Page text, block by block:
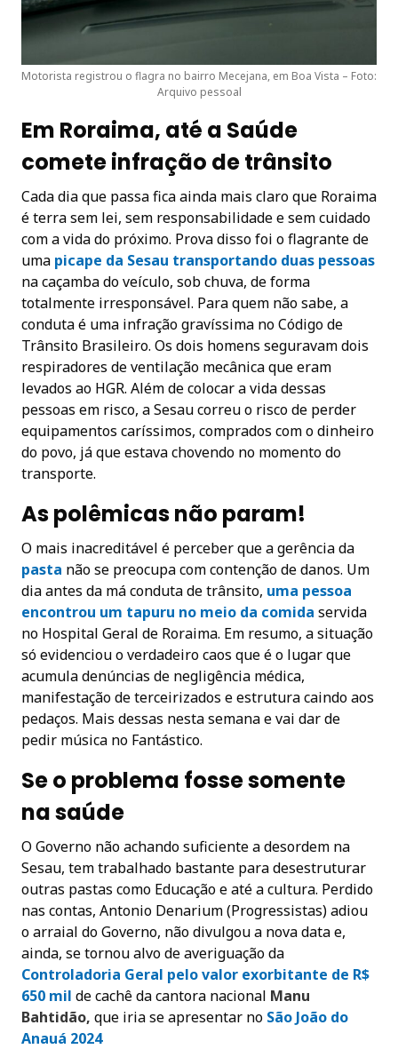
Motorista registrou o flagra no bairro Mecejana, em Boa Vista – Foto:
Arquivo pessoal
Em Roraima, até a Saúde
comete infração de trânsito
Cada dia que passa fica ainda mais claro que Roraima
é terra sem lei, sem responsabilidade e sem cuidado
com a vida do próximo. Prova disso foi o flagrante de
uma picape da Sesau transportando duas pessoas
na caçamba do veículo, sob chuva, de forma
totalmente irresponsável. Para quem não sabe, a
conduta é uma infração gravíssima no Código de
Trânsito Brasileiro. Os dois homens seguravam dois
respiradores de ventilação mecânica que eram
levados ao HGR. Além de colocar a vida dessas
pessoas em risco, a Sesau correu o risco de perder
equipamentos caríssimos, comprados com o dinheiro
do povo, já que estava chovendo no momento do
transporte.
As polêmicas não param!
O mais inacreditável é perceber que a gerência da
pasta não se preocupa com contenção de danos. Um
dia antes da má conduta de trânsito, uma pessoa
encontrou um tapuru no meio da comida servida
no Hospital Geral de Roraima. Em resumo, a situação
só evidenciou o verdadeiro caos que é o lugar que
acumula denúncias de negligência médica,
manifestação de terceirizados e estrutura caindo aos
pedaços. Mais dessas nesta semana e vai dar de
pedir música no Fantástico.
Se o problema fosse somente
na saúde
O Governo não achando suficiente a desordem na
Sesau, tem trabalhado bastante para desestruturar
outras pastas como Educação e até a cultura. Perdido
nas contas, Antonio Denarium (Progressistas) adiou
o arraial do Governo, não divulgou a nova data e,
ainda, se tornou alvo de averiguação da
Controladoria Geral pelo valor exorbitante de R$
650 mil de cachê da cantora nacional Manu
Bahtidão, que iria se apresentar no São João do
Anauá 2024